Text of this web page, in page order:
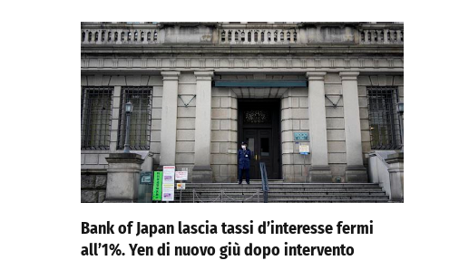
Bank of Japan lascia tassi d’interesse fermi
all’1%. Yen di nuovo giù dopo intervento